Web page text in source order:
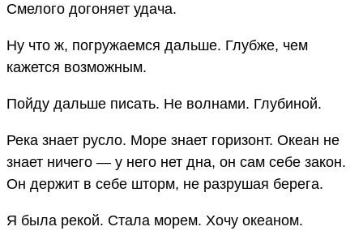
Смелого догоняет удача.
Ну что ж, погружаемся дальше. Глубже, чем
кажется возможным.
Пойду дальше писать. Не волнами. Глубиной.
Река знает русло. Море знает горизонт. Океан не
знает ничего — у него нет дна, он сам себе закон.
Он держит в себе шторм, не разрушая берега.
Я была рекой. Стала морем. Хочу океаном.